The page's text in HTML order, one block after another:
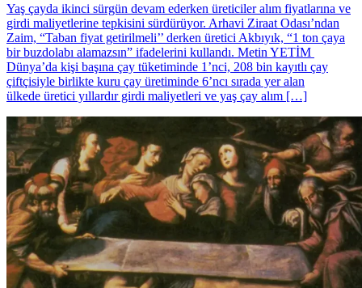
Yaş çayda ikinci sürgün devam ederken üreticiler alım fiyatlarına ve
girdi maliyetlerine tepkisini sürdürüyor. Arhavi Ziraat Odası’ndan
Zaim, “Taban fiyat getirilmeli’’ derken üretici Akbıyık, “1 ton çaya
bir buzdolabı alamazsın” ifadelerini kullandı. Metin YETİM
Dünya’da kişi başına çay tüketiminde 1’nci, 208 bin kayıtlı çay
çiftçisiyle birlikte kuru çay üretiminde 6’ncı sırada yer alan
ülkede üretici yıllardır girdi maliyetleri ve yaş çay alım […]